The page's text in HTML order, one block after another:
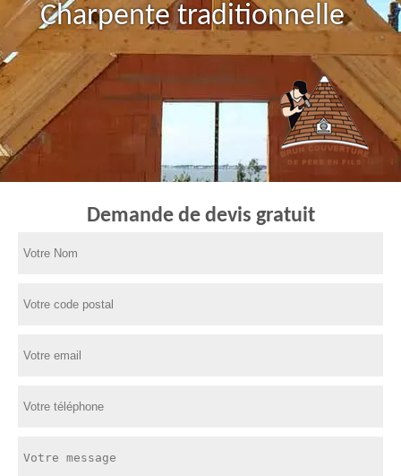
Charpente traditionnelle
Demande de devis gratuit